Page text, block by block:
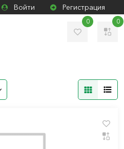
Войти Регистрация
0 0